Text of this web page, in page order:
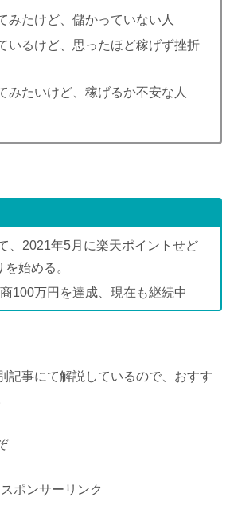
みたけど、儲かっていない人
いるけど、思ったほど稼げず挫折
みたいけど、稼げるか不安な人
、2021年5月に楽天ポイントせど
始める。
100万円を達成、現在も継続中
記事にて解説しているので、おすす
スポンサーリンク